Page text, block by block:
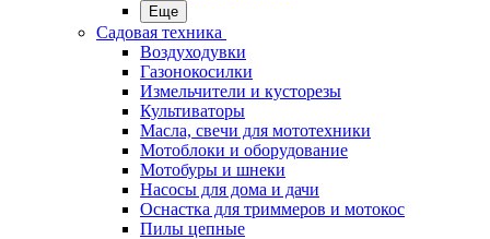
Еще
Садовая техника
Воздуходувки
Газонокосилки
Измельчители и кусторезы
Культиваторы
Масла, свечи для мототехники
Мотоблоки и оборудование
Мотобуры и шнеки
Насосы для дома и дачи
Оснастка для триммеров и мотокос
Пилы цепные